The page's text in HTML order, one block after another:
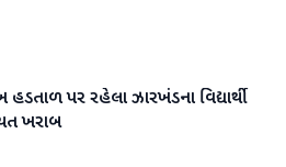
પર રહેલા ઝારખંડના વિદ્યાર્થી
ખરાબ